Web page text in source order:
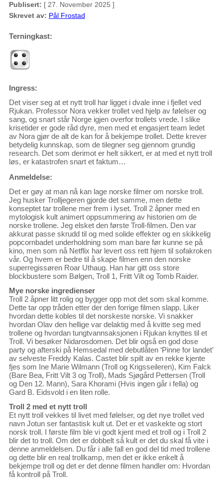
Publisert: [ 27. November 2025 ]
Skrevet av: Pål Frostad
Terningkast:
Ingress:
Det viser seg at et nytt troll har ligget i dvale inne i fjellet ved
Rjukan. Professor Nora vekker trollet ved hjelp av følelser og
sang, og snart står Norge igjen overfor trollets vrede. I slike
krisetider er gode råd dyre, men med et engasjert team ledet
av Nora gjør de alt de kan for å bekjempe trollet. Dette krever
betydelig kunnskap, som de tilegner seg gjennom grundig
research. Det som derimot er helt sikkert, er at med et nytt troll
løs, er katastrofen snart et faktum…
Anmeldelse:
Det er gøy at man nå kan lage norske filmer om norske troll.
Jeg husker Trolljegeren gjorde det samme, men dette
konseptet tar trollene mer frem i lyset. Troll 2 åpner med en
mytologisk kult animert oppsummering av historien om de
norske trollene. Jeg elsket den første Troll-filmen. Den var
akkurat passe skrudd til og med solide effekter og en skikkelig
popcornbadet underholdning som man bare før kunne se på
kino, men som nå Netflix har levert oss rett hjem til sofakroken
vår. Og hvem er bedre til å skape filmen enn den norske
superregissøren Roar Uthaug. Han har gitt oss store
blockbustere som Bølgen, Troll 1, Fritt Vilt og Tomb Raider.
Mye norske ingredienser
Troll 2 åpner litt rolig og bygger opp mot det som skal komme.
Dette tar opp tråden etter der den forrige filmen slapp. Liker
hvordan dette kobles til det norskeste norske. Vi snakker
hvordan Olav den hellige var delaktig med å kvitte seg med
trollene og hvordan tungtvannsaksjonen i Rjukan knyttes til et
Troll. Vi besøker Nidarosdomen. Det blir også en god dose
party og afterski på Hemsedal med debutlåten ‘Pinne for landet’
av selveste Freddy Kalas. Castet blir spilt av en rekke kjente
fjes som Ine Marie Wilmann (Troll og Krigsseileren), Kim Falck
(Bare Bea, Fritt Vilt 3 og Troll), Mads Sjøgård Pettersen (Troll
og Den 12. Mann), Sara Khorami (Hvis ingen går i fella) og
Gard B. Eidsvold i en liten rolle.
Troll 2 med et nytt troll
Et nytt troll vekkes til livet med følelser, og det nye trollet ved
navn Jotun ser fantastisk kult ut. Det er et vaskekte og stort
norsk troll. I første film ble vi godt kjent med et troll og i Troll 2
blir det to troll. Om det er dobbelt så kult er det du skal få vite i
denne anmeldelsen. Du får i alle fall en god del tid med trollene
og dette blir en real trollkamp, men det er ikke enkelt å
bekjempe troll og det er det denne filmen handler om: Hvordan
få kontroll på Troll.